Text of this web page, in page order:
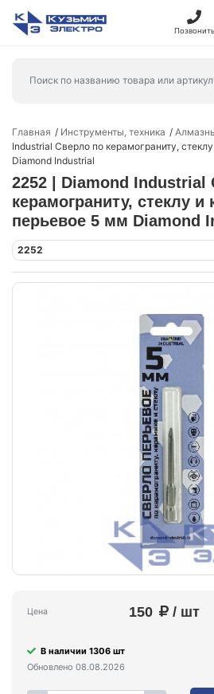
Позвонить
Главная Инструменты, техника
Industrial Сверло по керамограниту,
Diamond Industrial
2252 | Diamond Industrial
керамограниту, стеклу и
перьевое 5 мм Diamond
2252
Цена 150 / шт
В наличии 1306 шт
Обновлено 08.08.2026